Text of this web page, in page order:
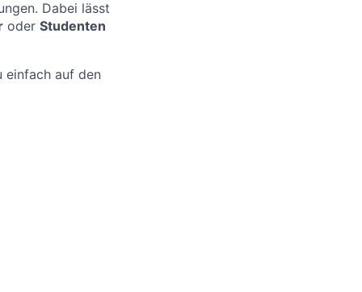
Dabei lässt
oder Studenten
einfach auf den